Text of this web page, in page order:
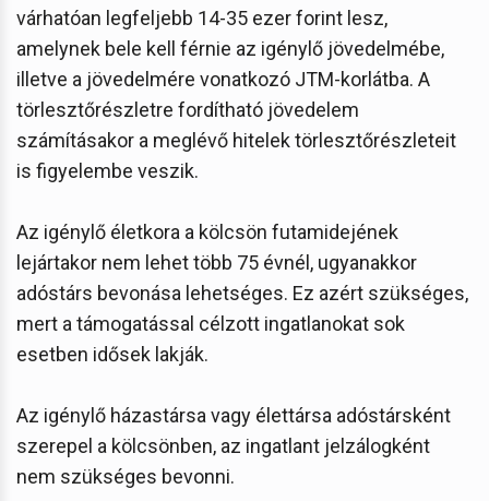
várhatóan legfeljebb 14-35 ezer forint lesz,
amelynek bele kell férnie az igénylő jövedelmébe,
illetve a jövedelmére vonatkozó JTM-korlátba. A
törlesztőrészletre fordítható jövedelem
számításakor a meglévő hitelek törlesztőrészleteit
is figyelembe veszik.
Az igénylő életkora a kölcsön futamidejének
lejártakor nem lehet több 75 évnél, ugyanakkor
adóstárs bevonása lehetséges. Ez azért szükséges,
mert a támogatással célzott ingatlanokat sok
esetben idősek lakják.
Az igénylő házastársa vagy élettársa adóstársként
szerepel a kölcsönben, az ingatlant jelzálogként
nem szükséges bevonni.